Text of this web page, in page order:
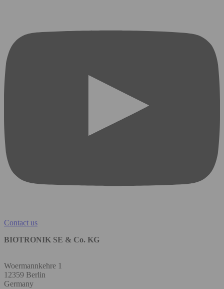
Contact us
BIOTRONIK SE & Co. KG
Woermannkehre 1
12359 Berlin
Germany